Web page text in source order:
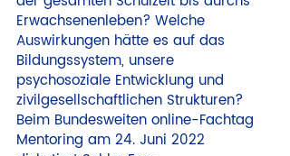
Erwachsenenleben? Welche
Auswirkungen hätte es auf das
Bildungssystem, unsere
psychosoziale Entwicklung und
zivilgesellschaftlichen Strukturen?
Beim Bundesweiten online-Fachtag
Mentoring am 24. Juni 2022